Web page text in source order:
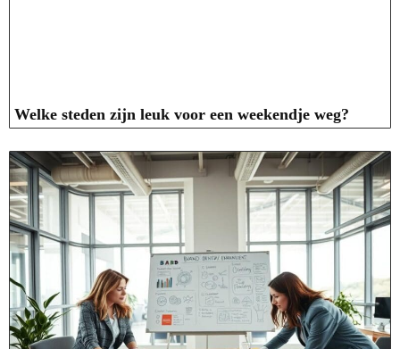
Welke steden zijn leuk voor een weekendje weg?